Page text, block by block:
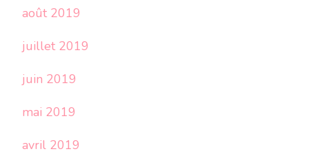
août 2019
juillet 2019
juin 2019
mai 2019
avril 2019